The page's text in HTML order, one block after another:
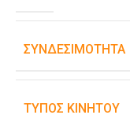
ΣΥΝΔΕΣΙΜΌΤΗΤΑ
ΤΎΠΟΣ ΚΙΝΗΤΟΎ